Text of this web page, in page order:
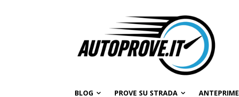
BLOG PROVE SU STRADA ANTEPRIME